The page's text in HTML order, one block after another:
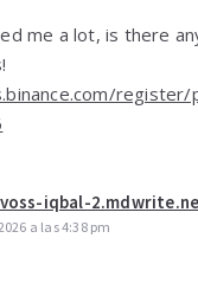
me a lot, is there
register/
iqbal-
a las 4:38 pm